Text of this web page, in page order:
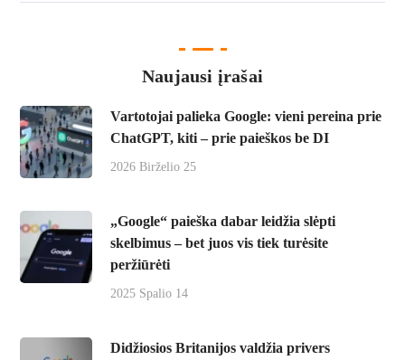
Naujausi įrašai
Vartotojai palieka Google: vieni pereina prie
ChatGPT, kiti – prie paieškos be DI
2026 Birželio 25
„Google“ paieška dabar leidžia slėpti
skelbimus – bet juos vis tiek turėsite
peržiūrėti
2025 Spalio 14
Didžiosios Britanijos valdžia privers